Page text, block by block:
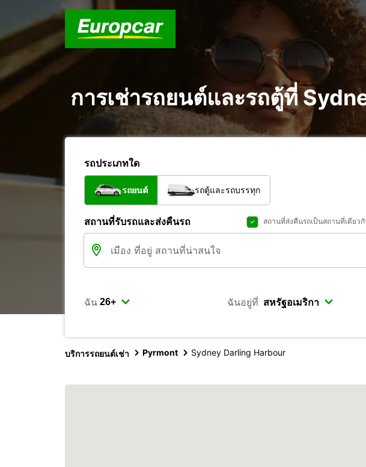
การเช่ารถยนต์และรถตู้ที่
รถประเภทใด
รถยนต์ รถตู้และรถบรรทุก
สถานที่รับรถและส่งคืนรถ สถานที่ส่งคืนรถเป็นสถานที่เดียว
ฉัน ฉันอยู่ที่
บริการรถยนต์เช่า Pyrmont Sydney Darling Harbour